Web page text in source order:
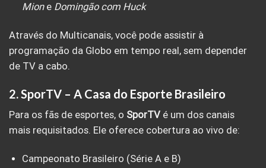
Mione Domingão com Huck
Através do Multicanais, você pode assistir à
programação da Globo em tempo real, sem depender
de TV a cabo.
2.SporTV – A Casa do Esporte Brasileiro
Para os fãs de esportes, o SporTV é um dos canais
mais requisitados. Ele oferece cobertura ao vivo de:
Campeonato Brasileiro (Série A e B)